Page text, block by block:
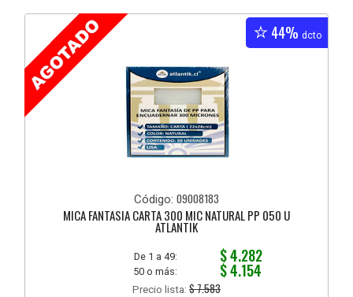
44% dcto
Código: 09008183
MICA FANTASIA CARTA 300 MIC NATURAL PP 050 U
ATLANTIK
De 1 a 49: $ 4.282
50 o más: $ 4.154
Precio lista: $ 7.583